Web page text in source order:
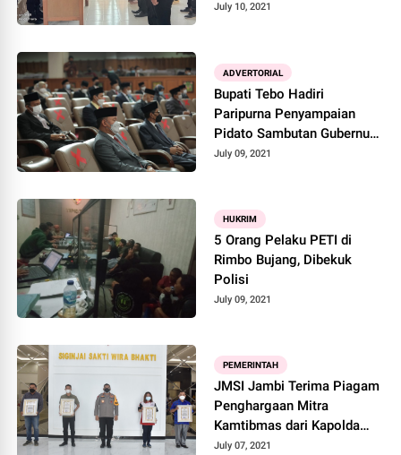
July 10, 2021
ADVERTORIAL
Bupati Tebo Hadiri
Paripurna Penyampaian
Pidato Sambutan Gubernur
Jambi Periode 2021-2024
July 09, 2021
HUKRIM
5 Orang Pelaku PETI di
Rimbo Bujang, Dibekuk
Polisi
July 09, 2021
PEMERINTAH
JMSI Jambi Terima Piagam
Penghargaan Mitra
Kamtibmas dari Kapolda
Jambi
July 07, 2021